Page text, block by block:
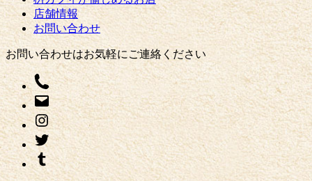
店舗情報
お問い合わせ
お問い合わせはお気軽にご連絡ください